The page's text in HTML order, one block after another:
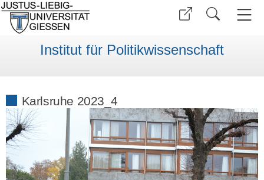
Institut für Politikwissenschaft
Karlsruhe 2023_4